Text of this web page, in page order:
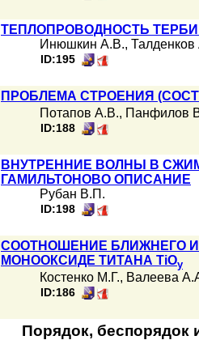
ТЕПЛОПРОВОДНОСТЬ
Инюшкин А.В.,
ID:195
ПРОБЛЕМА СТРОЕНИЯ
Потапов А.В., Панфилов
ID:188
ВНУТРЕННИЕ ВОЛНЫ В
ГАМИЛЬТОНОВО ОПИСАНИЕ
Рубан В.П.
ID:198
СООТНОШЕНИЕ БЛИЖНЕГО
МОНООКСИДЕ ТИТАНА TiOy
Костенко М.Г., Валеева
ID:186
Порядок, беспорядок